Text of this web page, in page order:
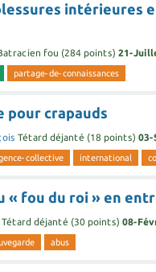
intérieures
fou (284 points) 21-
partage-de-connaissances
pour crapauds
Tétard déjanté (18 points) 03-
collective international
« fou du roi » en
Tétard déjanté (30 points) 08-
abus